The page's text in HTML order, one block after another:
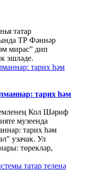
татар
ТР Фәннәр
мирас” дип
эшләде.
тарих һәм
Кол Шәриф
музеенда
тарих һәм
узачак. Ул
төрекләр,